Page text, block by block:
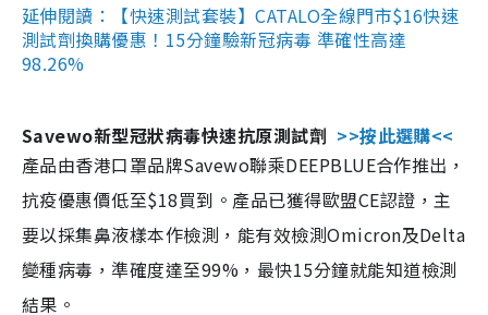
延伸閱讀：【快速測試套裝】CATALO全線門市$16快速
測試劑換購優惠！15分鐘驗新冠病毒 準確性高達
98.26%
Savewo新型冠狀病毒快速抗原測試劑 >>按此選購<<
產品由香港口罩品牌Savewo聯乘DEEPBLUE合作推出，
抗疫優惠價低至$18買到。產品已獲得歐盟CE認證，主
要以採集鼻液樣本作檢測，能有效檢測Omicron及Delta
變種病毒，準確度達至99%，最快15分鐘就能知道檢測
結果。